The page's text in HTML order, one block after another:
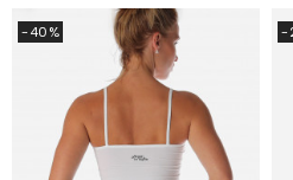
-40% -